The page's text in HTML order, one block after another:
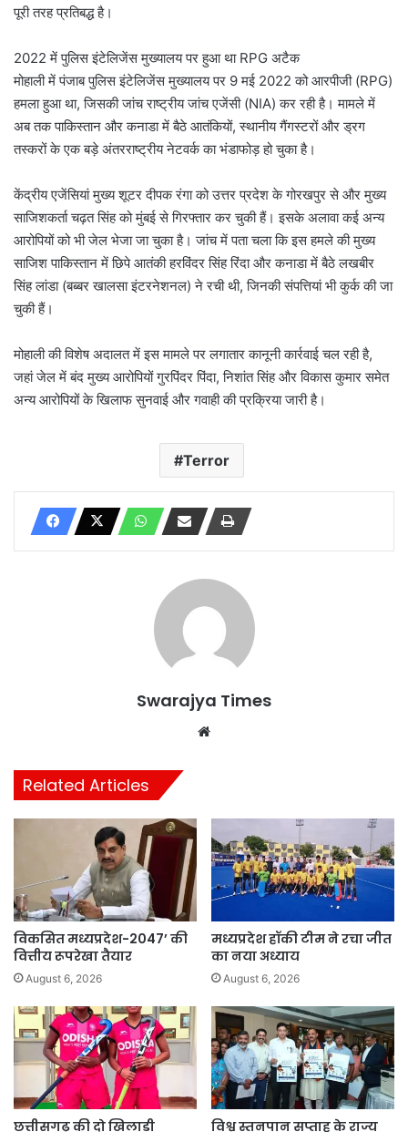
पूरी तरह प्रतिबद्ध है।
2022 में पुलिस इंटेलिजेंस मुख्यालय पर हुआ था RPG अटैक
मोहाली में पंजाब पुलिस इंटेलिजेंस मुख्यालय पर 9 मई 2022 को आरपीजी (RPG)
हमला हुआ था, जिसकी जांच राष्ट्रीय जांच एजेंसी (NIA) कर रही है। मामले में
अब तक पाकिस्तान और कनाडा में बैठे आतंकियों, स्थानीय गैंगस्टरों और ड्रग
तस्करों के एक बड़े अंतरराष्ट्रीय नेटवर्क का भंडाफोड़ हो चुका है।
केंद्रीय एजेंसियां मुख्य शूटर दीपक रंगा को उत्तर प्रदेश के गोरखपुर से और मुख्य
साजिशकर्ता चढ़त सिंह को मुंबई से गिरफ्तार कर चुकी हैं। इसके अलावा कई अन्य
आरोपियों को भी जेल भेजा जा चुका है। जांच में पता चला कि इस हमले की मुख्य
साजिश पाकिस्तान में छिपे आतंकी हरविंदर सिंह रिंदा और कनाडा में बैठे लखबीर
सिंह लांडा (बब्बर खालसा इंटरनेशनल) ने रची थी, जिनकी संपत्तियां भी कुर्क की जा
चुकी हैं।
मोहाली की विशेष अदालत में इस मामले पर लगातार कानूनी कार्रवाई चल रही है,
जहां जेल में बंद मुख्य आरोपियों गुरपिंदर पिंदा, निशांत सिंह और विकास कुमार समेत
अन्य आरोपियों के खिलाफ सुनवाई और गवाही की प्रक्रिया जारी है।
Terror
Swarajya Times
Related Articles
विकसित मध्यप्रदेश-2047’ की
वित्तीय रूपरेखा तैयार
August 6, 2026
मध्यप्रदेश हॉकी टीम ने रचा जीत
का नया अध्याय
August 6, 2026
छत्तीसगढ़ की दो खिलाड़ी विश्व स्तनपान सप्ताह के राज्य